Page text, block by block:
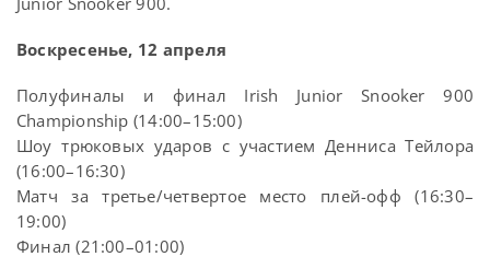
Воскресенье, 12 апреля
Полуфиналы и финал Irish Junior Snooker 900
Championship (14:00–15:00)
Шоу трюковых ударов с участием Денниса Тейлора
(16:00–16:30)
Матч за третье/четвертое место плей-офф (16:30–
19:00)
Финал (21:00–01:00)